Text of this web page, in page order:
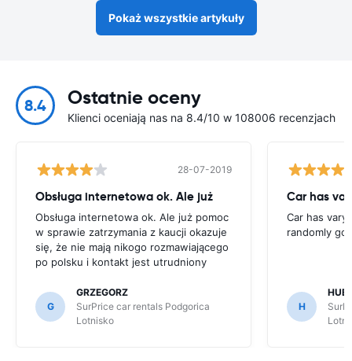
Pokaż wszystkie artykuły
8.4 Ostatnie oceny
Klienci oceniają nas na 8.4/10 w 108006 recenzjach
28-07-2019
Obsługa internetowa ok. Ale już
Obsługa internetowa ok. Ale już pomoc
w sprawie zatrzymania z kaucji okazuje
się, że nie mają nikogo rozmawiającego
po polsku i kontakt jest utrudniony
G
GRZEGORZ
SurPrice car rentals Podgorica
Lotnisko
Car has
Car has
randomly
H